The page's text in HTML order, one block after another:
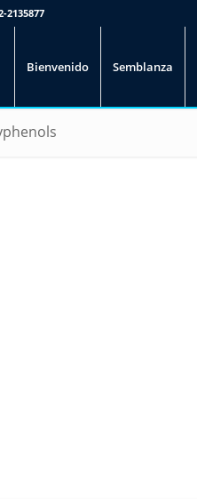
2135877
Bienvenido Semblanza